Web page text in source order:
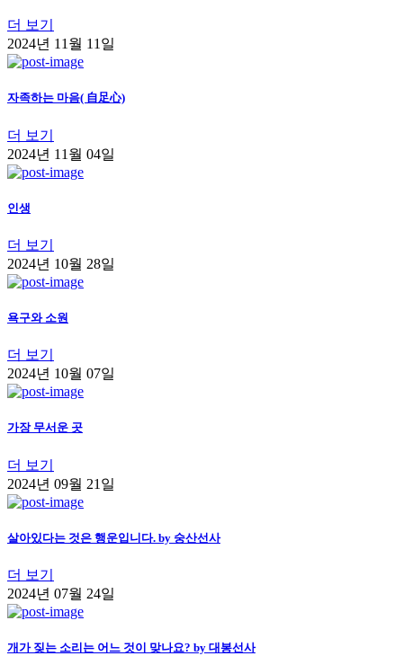
더 보기
2024년 11월 11일
자족하는 마음( 自足心)
더 보기
2024년 11월 04일
인생
더 보기
2024년 10월 28일
욕구와 소원
더 보기
2024년 10월 07일
가장 무서운 곳
더 보기
2024년 09월 21일
살아있다는 것은 행운입니다. by 숭산선사
더 보기
2024년 07월 24일
개가 짖는 소리는 어느 것이 맞나요? by 대봉선사